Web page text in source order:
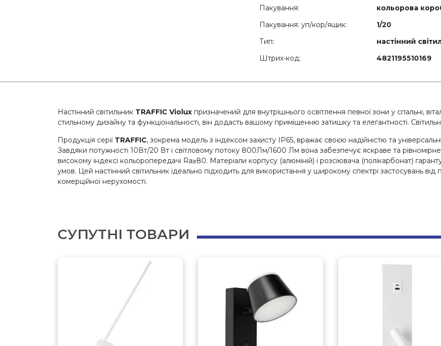
Пакування:
кольорова
Пакування: уп/кор/ящик:
1/20
Тип:
настінний
Штрих-код:
4821195510169
Настінний світильник TRAFFIC Violux призначений для внутрішнього освітлення певної зони у спальні,
стильному дизайну та функціональності, він додасть вашому приміщенню затишку та елегантності.
Продукція серії TRAFFIC, зокрема модель з індексом захисту IP65, вражає своєю надійністю та
Завдяки потужності 10Вт/20 Вт і світловому потоку 800Лм/1600 Лм вона забезпечує яскраве та рівномірне
високому індексі кольоропередачі Ra≥80. Матеріали корпусу (алюміній) і розсіювача (полікарбонат)
умов. Цей настінний світильник ідеально підходить для використання у широкому спектрі застосувань від
комерційної нерухомості.
СУПУТНІ ТОВАРИ